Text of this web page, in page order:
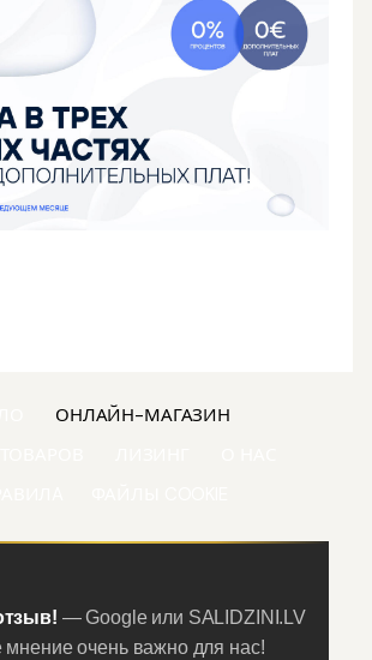
ОНЛАЙН-МАГАЗИН
— Google или SALIDZINI.LV
мнение очень важно для нас!